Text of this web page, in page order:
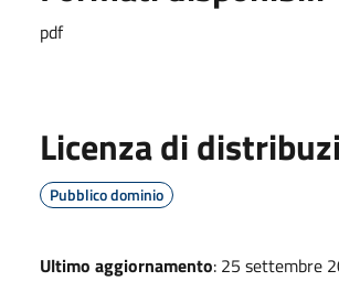
pdf
Licenza di
Pubblico dominio
Ultimo aggiornamento: 25 settembre